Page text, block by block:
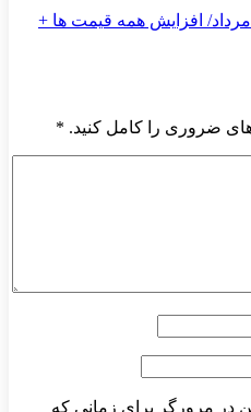
قیمت طلا و سکه امروز شنبه 17مرداد/ افزایش همه قیمت ها +
ضروری را کامل کنید. *
در مرورگر برای زمانی که